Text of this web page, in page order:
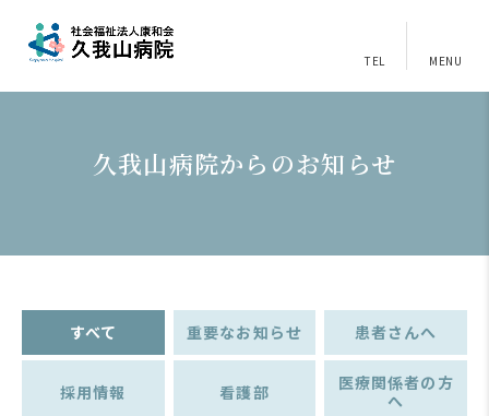
TEL MENU
久我山病院からのお知らせ
すべて 重要なお知らせ 患者さんへ
採用情報 看護部
医療関係者の方
へ